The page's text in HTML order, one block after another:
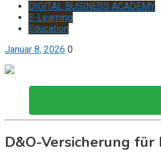
DIGITAL BUSINESS ACADEMY
E-Learning
Education
Januar 8, 2026 0
D&O-Versicherung